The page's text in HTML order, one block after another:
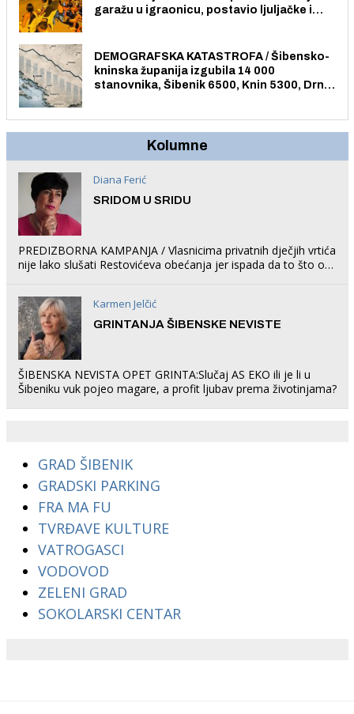
garažu u igraonicu, postavio ljuljačke i
DEMOGRAFSKA KATASTROFA / Šibensko-
kninska županija izgubila 14 000
stanovnika, Šibenik 6500, Knin 5300, Drniš
Kolumne
Diana Ferić
SRIDOM U SRIDU
PREDIZBORNA KAMPANJA / Vlasnicima privatnih dječjih vrtića
nije lako slušati Restovićeva obećanja jer ispada da to što oni
Karmen Jelčić
GRINTANJA ŠIBENSKE NEVISTE
ŠIBENSKA NEVISTA OPET GRINTA:Slučaj AS EKO ili je li u
Šibeniku vuk pojeo magare, a profit ljubav prema životinjama?
GRAD ŠIBENIK
GRADSKI PARKING
FRA MA FU
TVRĐAVE KULTURE
VATROGASCI
VODOVOD
ZELENI GRAD
SOKOLARSKI CENTAR